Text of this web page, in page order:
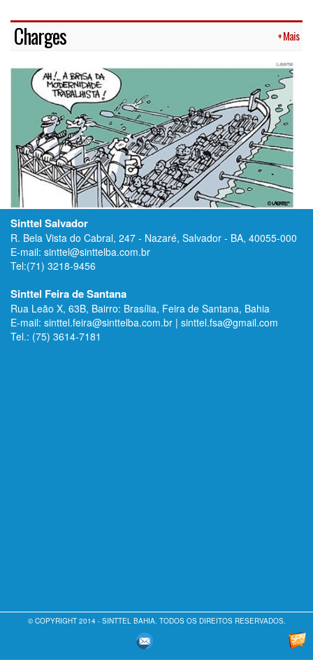
Charges + Mais
Sinttel Salvador
R. Bela Vista do Cabral, 247 - Nazaré, Salvador - BA, 40055-000
E-mail: sinttel@sinttelba.com.br
Tel:(71) 3218-9456
Sinttel Feira de Santana
Rua Leão X, 63B, Bairro: Brasília, Feira de Santana, Bahia
E-mail: sinttel.feira@sinttelba.com.br | sinttel.fsa@gmail.com
Tel.: (75) 3614-7181
© COPYRIGHT 2014 - SINTTEL BAHIA. TODOS OS DIREITOS RESERVADOS.